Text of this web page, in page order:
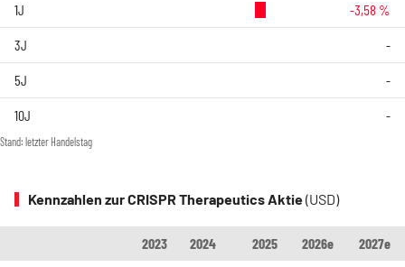
1J -3,58 %
3J -
5J -
10J -
Stand: letzter Handelstag
Kennzahlen zur CRISPR Therapeutics Aktie(USD)
2023 2024 2025 2026e
2027e